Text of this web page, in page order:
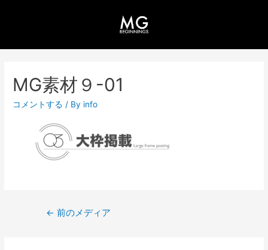
MG素材９-01
コメントする / By info
← 前のメディア